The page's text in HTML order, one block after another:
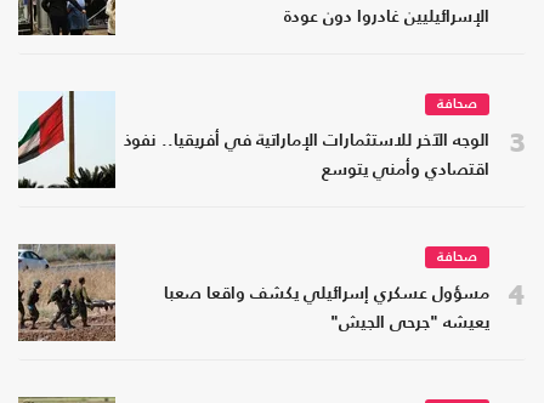
الإسرائيليين غادروا دون عودة
3
صحافة
الوجه الآخر للاستثمارات الإماراتية في أفريقيا.. نفوذ
اقتصادي وأمني يتوسع
4
صحافة
مسؤول عسكري إسرائيلي يكشف واقعا صعبا
يعيشه "جرحى الجيش"